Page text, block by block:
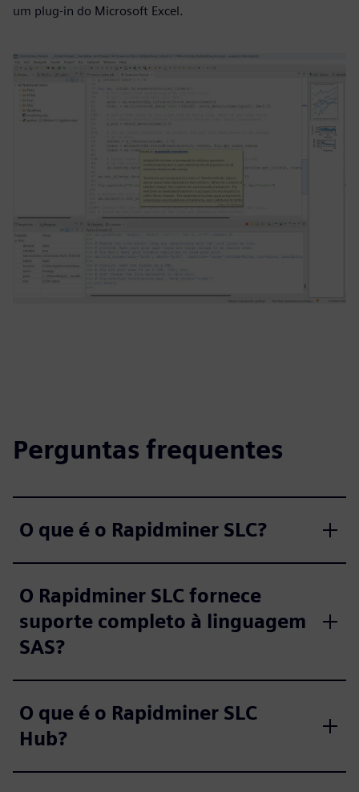
um plug-in do Microsoft Excel.
Perguntas frequentes
O que é o Rapidminer SLC?
O Rapidminer SLC fornece
suporte completo à linguagem
SAS?
O que é o Rapidminer SLC
Hub?